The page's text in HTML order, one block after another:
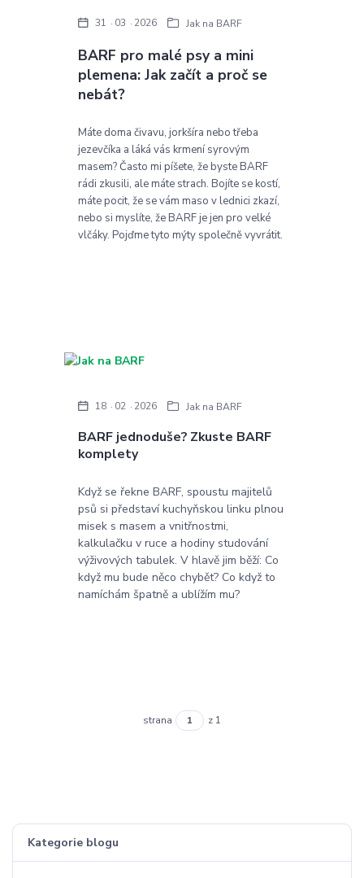
Kategorie blogu
BARF pro malé psy a mini
plemena: Jak začít a proč se
nebát?
31 03 2026 Jak na BARF
Máte doma čivavu, jorkšíra nebo třeba
jezevčíka a láká vás krmení syrovým
masem? Často mi píšete, že byste BARF
rádi zkusili, ale máte strach. Bojíte se kostí,
máte pocit, že se vám maso v lednici zkazí,
nebo si myslíte, že BARF je jen pro velké
vlčáky. Pojďme tyto mýty společně vyvrátit.
BARF jednoduše? Zkuste BARF
komplety
18 02 2026 Jak na BARF
Když se řekne BARF, spoustu majitelů
psů si představí kuchyňskou linku plnou
misek s masem a vnitřnostmi,
kalkulačku v ruce a hodiny studování
výživových tabulek. V hlavě jim běží: Co
když mu bude něco chybět? Co když to
namíchám špatně a ublížím mu?
strana z 1